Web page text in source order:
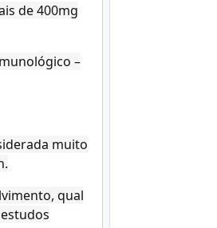
de 400mg
–
muito
qual